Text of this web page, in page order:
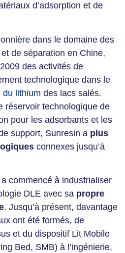
d’adsorption et de
dans le domaine des
de séparation en Chine,
des activités de
technologique dans le
du lithium des lacs salés.
réservoir technologique de
pour les adsorbants et les
support, Sunresin a plus
connexes jusqu’à
commencé à industrialiser
DLE avec sa propre
. Jusqu’à présent, davantage
ont été formés, de
et du dispositif Lit Mobile
Bed, SMB) à l’ingénierie,